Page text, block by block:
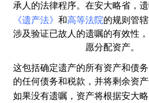
承人的法律程序。在安大略省，
《遗产法》 和 高等法院的规则管
涉及验证已故人的遗嘱的有效性
愿分配资产。
这包括确定遗产的所有资产和债
的任何债务和税款，并将剩余资产
如果没有遗嘱，资产将根据安大